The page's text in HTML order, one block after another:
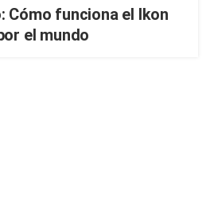
Cómo funciona el Ikon
el mundo